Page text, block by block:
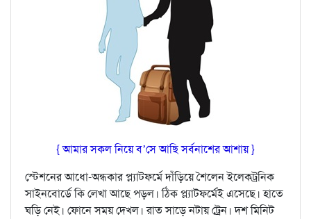
{ আমার সকল নিয়ে ব’সে আছি সর্বনাশের আশায় }
স্টেশনের আধো-অন্ধকার প্ল‍্যাটফর্মে দাঁড়িয়ে শৈলেন ইলেকট্রনিক
সাইনবোর্ডে কি লেখা আছে পড়ল। ঠিক প্ল‍্যাটফর্মেই এসেছে। হাতে
ঘড়ি নেই। ফোনে সময় দেখল। রাত সাড়ে নটায় ট্রেন। দশ মিনিট